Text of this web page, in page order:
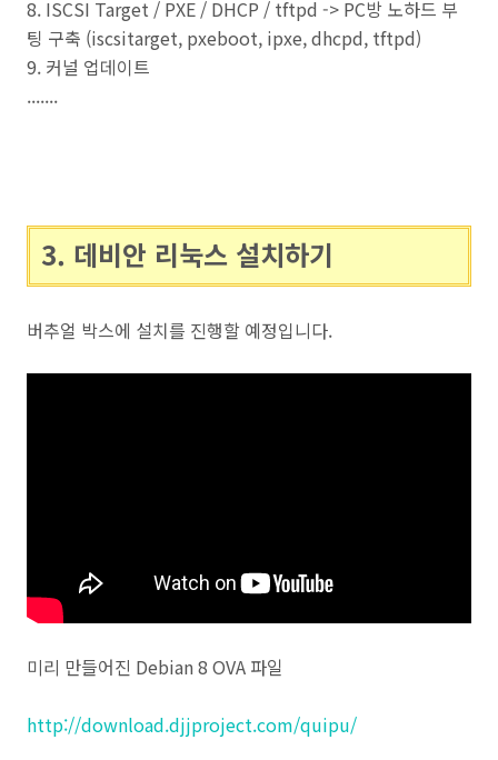
8. ISCSI Target / PXE / DHCP / tftpd -> PC방 노하드 부
팅 구축 (iscsitarget, pxeboot, ipxe, dhcpd, tftpd)
9. 커널 업데이트
.......
3. 데비안 리눅스 설치하기
버추얼 박스에 설치를 진행할 예정입니다.
미리 만들어진 Debian 8 OVA 파일
http://download.djjproject.com/quipu/